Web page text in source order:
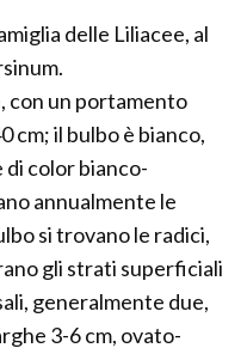
delle Liliacee, al
con un portamento
cm; il bulbo è bianco,
color bianco-
annualmente le
si trovano le radici,
gli strati superficiali
generalmente due,
3-6 cm, ovato-